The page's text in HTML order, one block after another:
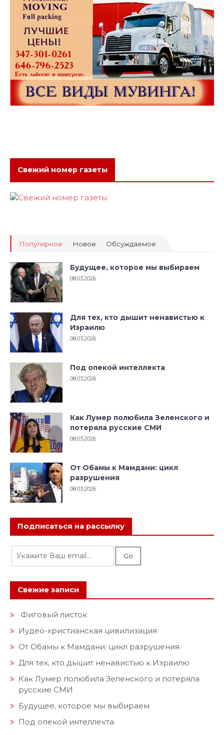
Свежий номер газеты
Популярное Новое Обсуждаемое
Будущее, которое мы выбираем
08.03.2026
Для тех, кто дышит ненавистью к
Израилю
08.03.2026
Под опекой интеллекта
08.03.2026
Как Лумер полюбила Зеленского и
потеряла русские СМИ
08.03.2026
От Обамы к Мамдани: цикл
разрушения
08.03.2026
Подписаться на рассылку
Свежие записи
Фиговый листок
Иудео-христианская цивилизация
От Обамы к Мамдани: цикл разрушения
Для тех, кто дышит ненавистью к Израилю
Как Лумер полюбила Зеленского и потеряла
русские СМИ
Будущее, которое мы выбираем
Под опекой интеллекта